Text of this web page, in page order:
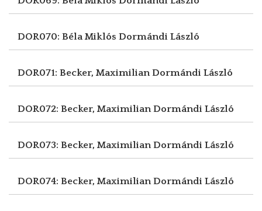
DOR070: Béla Miklós Dormándi László
DOR071: Becker, MaximilianDormándi László
DOR072: Becker, MaximilianDormándi László
DOR073: Becker, MaximilianDormándi László
DOR074: Becker, MaximilianDormándi László